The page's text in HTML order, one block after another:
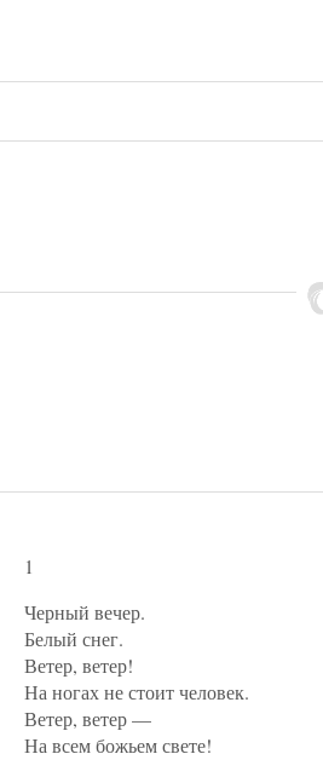
1
Черный вечер.
Белый снег.
Ветер, ветер!
На ногах не стоит человек.
Ветер, ветер —
На всем божьем свете!